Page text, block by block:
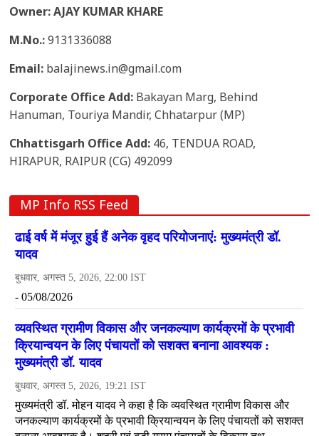
Owner: AJAY KUMAR KHARE
M.No.:9131336088
Email: balajinews.in@gmail.com
Corporate Office Add: Bakayan Marg, Behind
Hanuman, Touriya Mandir, Chhatarpur (MP)
Chhattisgarh Office Add: 46, TENDUA ROAD,
HIRAPUR, RAIPUR (CG) 492099
MP Info RSS Feed